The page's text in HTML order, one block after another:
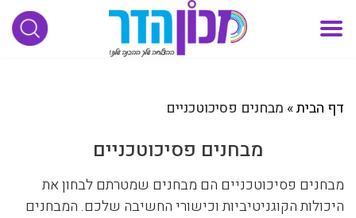
דף הבית» מבחנים פסיכוטכניים
מבחנים פסיכוטכניים
מבחנים פסיכוטכניים הם מבחנים שמטרתם לבחון את
היכולות הקוגניטיביות וכישורי החשיבה שלכם. המבחנים